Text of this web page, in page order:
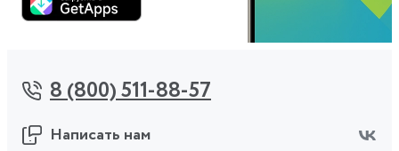
8 (800) 511-88-57
Написать нам